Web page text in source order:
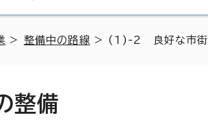
> 整備中の路線 > (1)-2 良好な市街
整備